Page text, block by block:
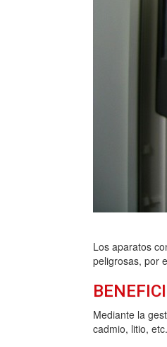
Los aparatos
peligrosas, por
Mediante la
cadmio, litio, etc.